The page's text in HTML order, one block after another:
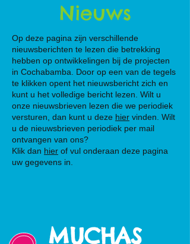
Nieuws
Op deze pagina zijn verschillende
nieuwsberichten te lezen die betrekking
hebben op ontwikkelingen bij de projecten
in Cochabamba. Door op een van de tegels
te klikken opent het nieuwsbericht zich en
kunt u het volledige bericht lezen. Wilt u
onze nieuwsbrieven lezen die we periodiek
versturen, dan kunt u deze hier vinden. Wilt
u de nieuwsbrieven periodiek per mail
ontvangen van ons?
Klik dan hier of vul onderaan deze pagina
uw gegevens in.
MUCHAS